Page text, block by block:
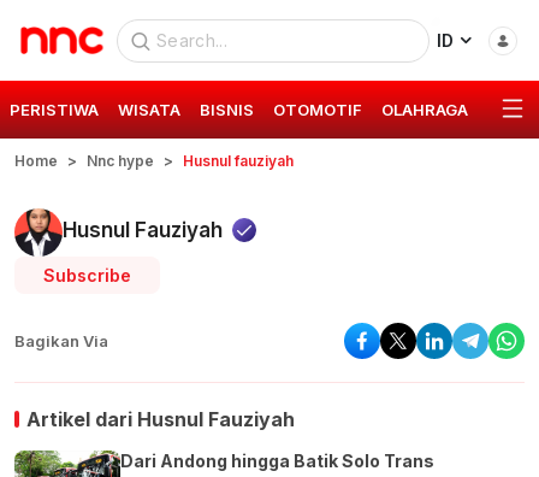
ID
PERISTIWA WISATA BISNIS OTOMOTIF OLAHRAGA GAYA
Home Nnc hype Husnul fauziyah
Husnul Fauziyah
Subscribe
Bagikan Via
Artikel dari Husnul Fauziyah
Dari Andong hingga Batik Solo Trans